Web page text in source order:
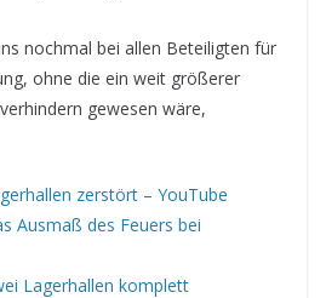
nochmal bei allen Beteiligten für
ohne die ein weit größerer
gewesen wäre,
zerstört – YouTube
Ausmaß des Feuers bei
Lagerhallen komplett